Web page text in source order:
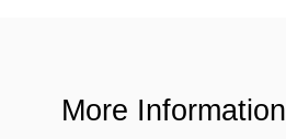
More Information